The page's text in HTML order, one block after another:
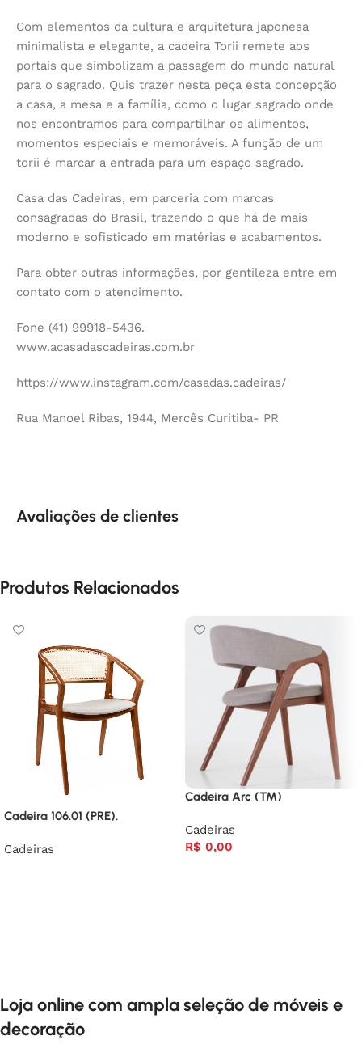
Com elementos da cultura e arquitetura japonesa
minimalista e elegante, a cadeira Torii remete aos
portais que simbolizam a passagem do mundo natural
para o sagrado. Quis trazer nesta peça esta concepção
a casa, a mesa e a família, como o lugar sagrado onde
nos encontramos para compartilhar os alimentos,
momentos especiais e memoráveis. A função de um
torii é marcar a entrada para um espaço sagrado.
Casa das Cadeiras, em parceria com marcas
consagradas do Brasil, trazendo o que há de mais
moderno e sofisticado em matérias e acabamentos.
Para obter outras informações, por gentileza entre em
contato com o atendimento.
Fone (41) 99918-5436.
www.acasadascadeiras.com.br
https://www.instagram.com/casadas.cadeiras/
Rua Manoel Ribas, 1944, Mercês Curitiba- PR
Avaliações de clientes
Produtos Relacionados
Cadeira 106.01 (PRE).
Cadeiras
Cadeira Arc (TM)
Cadeiras
R$ 0,00
Loja online com ampla seleção de móveis e
decoração